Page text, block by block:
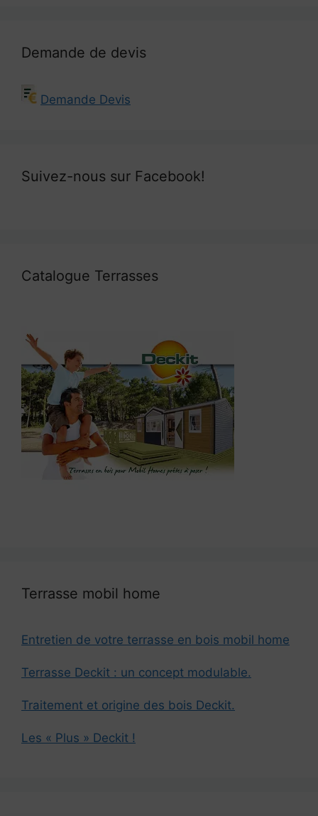
Demande de devis
Demande Devis
Suivez-nous sur Facebook!
Catalogue Terrasses
Terrasse mobil home
Entretien de votre terrasse en bois mobil home
Terrasse Deckit : un concept modulable.
Traitement et origine des bois Deckit.
Les « Plus » Deckit !